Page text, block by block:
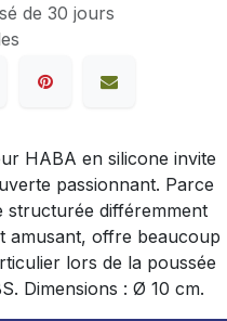
de 30 jours
HABA en silicone invite
passionnant. Parce
différemment
amusant, offre beaucoup
lors de la poussée
Dimensions : Ø 10 cm.